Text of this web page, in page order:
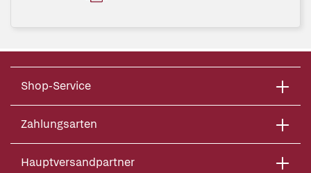
Shop-Service
Zahlungsarten
Hauptversandpartner